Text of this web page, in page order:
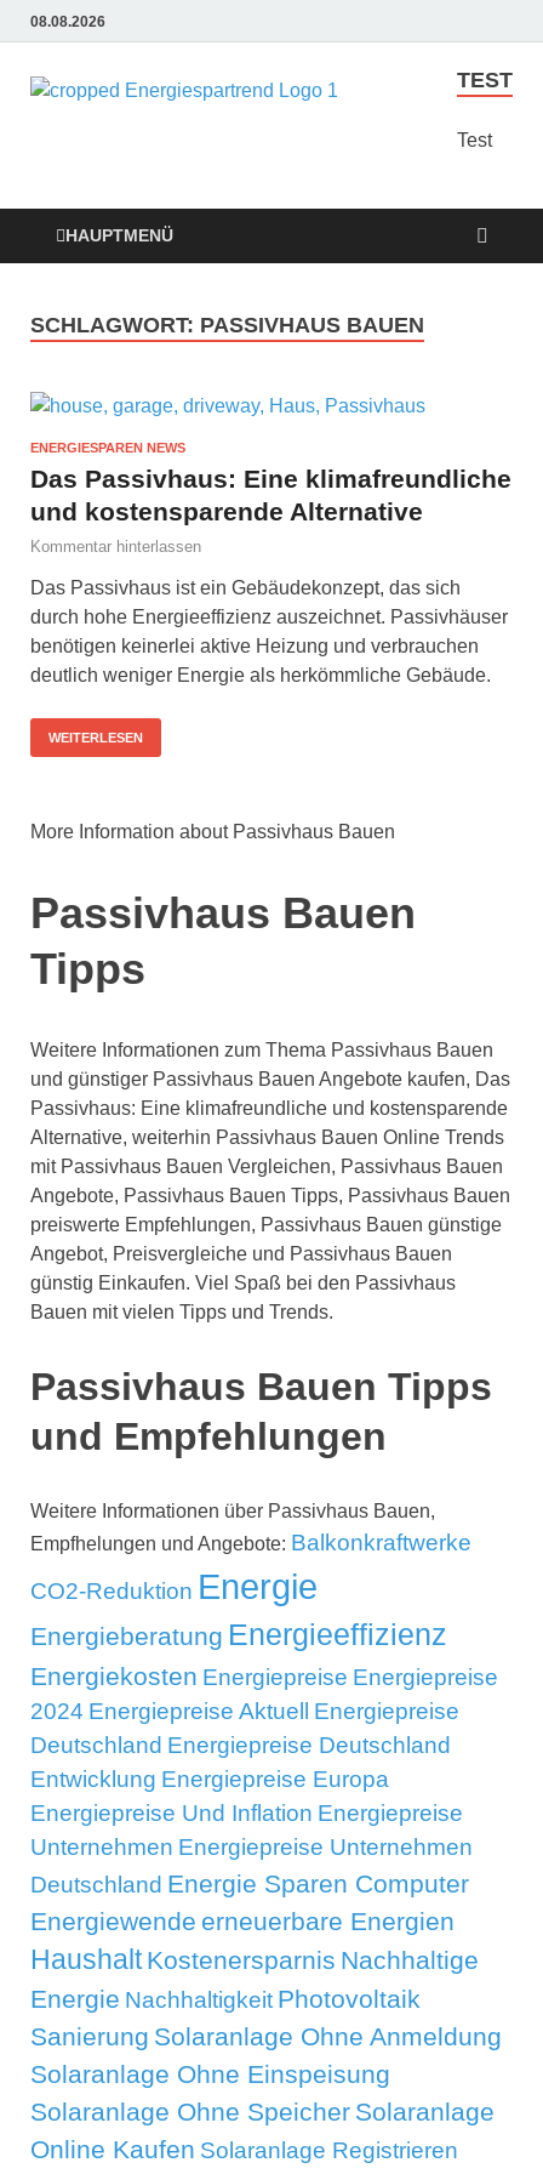
08.08.2026
Energie
Trend
Angebote sindt der
TEST
Test
HAUPTMENÜ
SCHLAGWORT: PASSIVHAUS BAUEN
ENERGIESPAREN NEWS
Das Passivhaus: Eine klimafreundliche
und kostensparende Alternative
Kommentar hinterlassen
Das Passivhaus ist ein Gebäudekonzept, das sich
durch hohe Energieeffizienz auszeichnet. Passivhäuser
benötigen keinerlei aktive Heizung und verbrauchen
deutlich weniger Energie als herkömmliche Gebäude.
WEITERLESEN
More Information about Passivhaus Bauen
Passivhaus Bauen
Tipps
Weitere Informationen zum Thema Passivhaus Bauen
und günstiger Passivhaus Bauen Angebote kaufen, Das
Passivhaus: Eine klimafreundliche und kostensparende
Alternative, weiterhin Passivhaus Bauen Online Trends
mit Passivhaus Bauen Vergleichen, Passivhaus Bauen
Angebote, Passivhaus Bauen Tipps, Passivhaus Bauen
preiswerte Empfehlungen, Passivhaus Bauen günstige
Angebot, Preisvergleiche und Passivhaus Bauen
günstig Einkaufen. Viel Spaß bei den Passivhaus
Bauen mit vielen Tipps und Trends.
Passivhaus Bauen Tipps
und Empfehlungen
Weitere Informationen über Passivhaus Bauen,
Empfhelungen und Angebote: Balkonkraftwerke
CO2-Reduktion Energie
Energieberatung Energieeffizienz
Energiekosten Energiepreise Energiepreise
2024 Energiepreise Aktuell
Energiepreise
Deutschland Energiepreise Deutschland
Entwicklung Energiepreise Europa
Energiepreise Und Inflation Energiepreise
Unternehmen Energiepreise Unternehmen
Deutschland Energie Sparen Computer
Energiewende erneuerbare Energien
Haushalt Kostenersparnis Nachhaltige
Energie Nachhaltigkeit Photovoltaik
Sanierung Solaranlage Ohne Anmeldung
Solaranlage Ohne Einspeisung
Solaranlage Ohne Speicher Solaranlage
Online Kaufen Solaranlage Registrieren